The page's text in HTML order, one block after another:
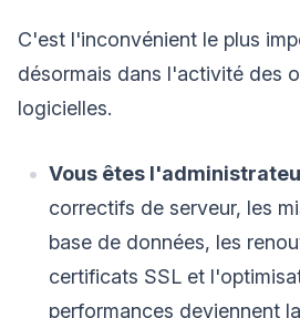
C'est l'inconvénient le plus
désormais dans l'activité des
logicielles.
Vous êtes
correctifs de serveur, les
base de données, les
certificats SSL et
performances deviennent